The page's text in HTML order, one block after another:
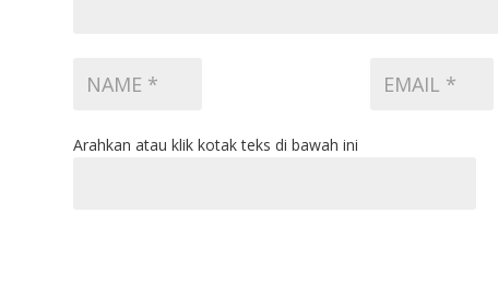
Arahkan atau klik kotak teks di bawah ini